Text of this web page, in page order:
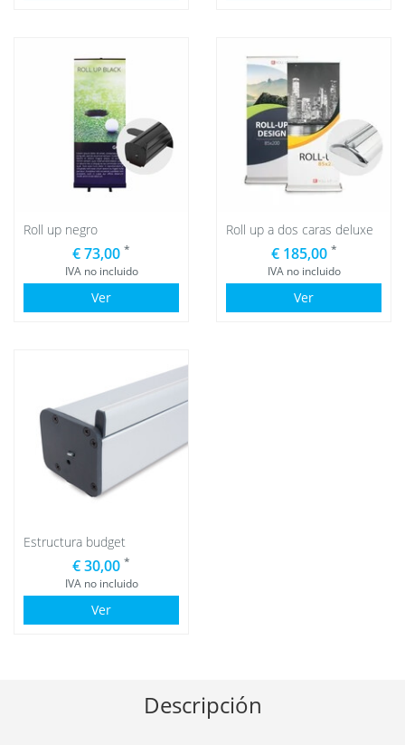
Roll up negro
€ 73,00 *
IVA no incluido
Ver
Roll up a dos caras deluxe
€ 185,00 *
IVA no incluido
Ver
Estructura budget
€ 30,00 *
IVA no incluido
Ver
Descripción